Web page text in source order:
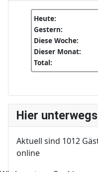
Heute:
Gestern:
Diese Woche:
Dieser Monat:
Total:
Hier unterwegs
Aktuell sind 1012
online